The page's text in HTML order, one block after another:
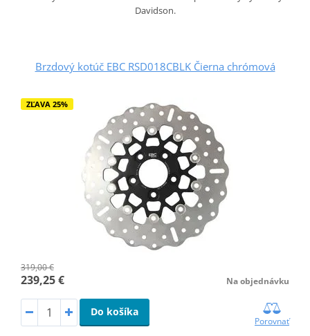
Davidson.
Brzdový kotúč EBC RSD018CBLK Čierna chrómová
ZĽAVA 25%
319,00 €
239,25 € Na objednávku
Do košíka
Porovnať